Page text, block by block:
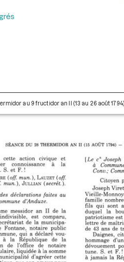
au 9 fructidor an II (13 au 26 août 1794)